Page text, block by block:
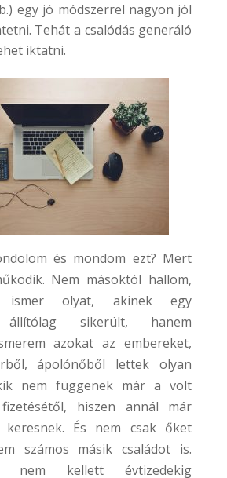
egy jó módszerrel nagyon jól
Tehát a csalódás generáló
iktatni.
és mondom ezt? Mert
Nem másoktól hallom,
ismer olyat, akinek egy
állítólag sikerült, hanem
azokat az embereket,
ápolónőből lettek olyan
nem függenek már a volt
fizetésétől, hiszen annál már
És nem csak őket
számos másik családot is.
nem kellett évtizedekig